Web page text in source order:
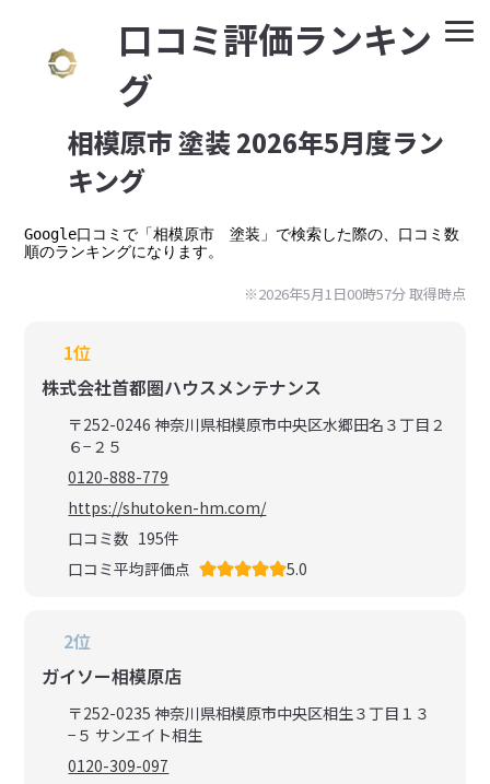
⼝コミ評価ランキン
グ
相模原市 塗装 2026年5月度ラン
キング
Google⼝コミで「相模原市　塗装」で検索した際の、口コミ数
順のランキングになります。
※2026年5月1日00時57分 取得時点
1位
株式会社首都圏ハウスメンテナンス
〒252-0246 神奈川県相模原市中央区水郷田名３丁目２
６−２５
0120-888-779
https://shutoken-hm.com/
口コミ数 195件
口コミ平均評価点
5.0
2位
ガイソー相模原店
〒252-0235 神奈川県相模原市中央区相生３丁目１３
−５ サンエイト相生
0120-309-097